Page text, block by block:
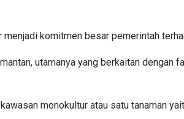
komitmen besar pemerintah
utamanya yang berkaitan
monokultur atau satu tanaman